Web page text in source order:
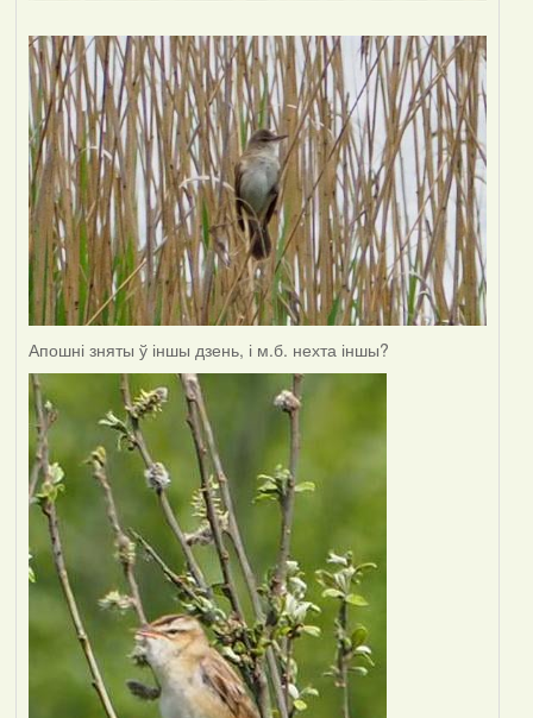
Апошні зняты ў іншы дзень, і м.б. нехта іншы?